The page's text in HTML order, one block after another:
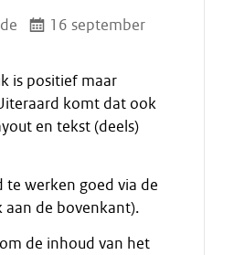
16 september
is positief maar
komt dat ook
en tekst (deels)
te werken goed via de
aan de bovenkant).
de inhoud van het